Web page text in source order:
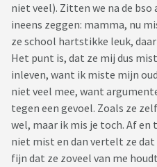
niet veel). Zitten we na de bso
ineens zeggen: mamma, nu
ze school hartstikke leuk,
Het punt is, dat ze mij dus
inleven, want ik miste mijn
niet veel mee, want
tegen een gevoel. Zoals ze
wel, maar ik mis je toch. Af
niet mist en dan vertelt ze
fijn dat ze zoveel van me